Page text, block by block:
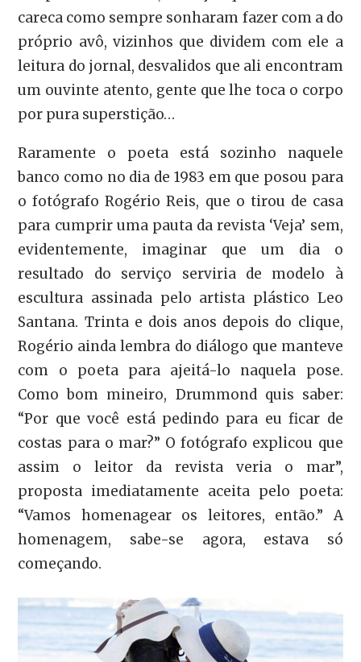
careca como sempre sonharam fazer com a do
próprio avô, vizinhos que dividem com ele a
leitura do jornal, desvalidos que ali encontram
um ouvinte atento, gente que lhe toca o corpo
por pura superstição…
Raramente o poeta está sozinho naquele
banco como no dia de 1983 em que posou para
o fotógrafo Rogério Reis, que o tirou de casa
para cumprir uma pauta da revista ‘Veja’ sem,
evidentemente, imaginar que um dia o
resultado do serviço serviria de modelo à
escultura assinada pelo artista plástico Leo
Santana. Trinta e dois anos depois do clique,
Rogério ainda lembra do diálogo que manteve
com o poeta para ajeitá-lo naquela pose.
Como bom mineiro, Drummond quis saber:
“Por que você está pedindo para eu ficar de
costas para o mar?” O fotógrafo explicou que
assim o leitor da revista veria o mar”,
proposta imediatamente aceita pelo poeta:
“Vamos homenagear os leitores, então.” A
homenagem, sabe-se agora, estava só
começando.